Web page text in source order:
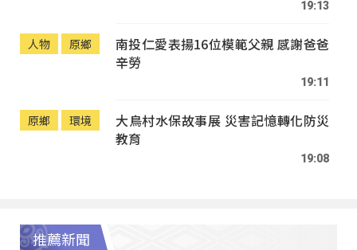
19:13
人物 原鄉
南投仁愛表揚16位模範父親 感謝爸爸
辛勞
19:11
原鄉 環境
大鳥村水保故事展 災害記憶轉化防災
教育
19:08
推薦新聞